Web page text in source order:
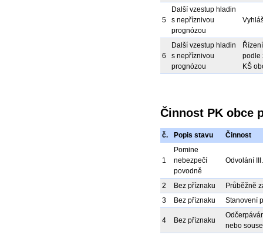
5
Další vzestup hladin
s nepříznivou
prognózou
6
Další vzestup hladin
s nepříznivou
prognózou
podle
KŠ
Činnost PK obce
č. Popis stavu Činnost
1
Pomine
nebezpečí
povodně
Odvolání
2 Bez příznaku
Průběžně
3
Bez příznaku Stanovení
4 Bez příznaku
nebo